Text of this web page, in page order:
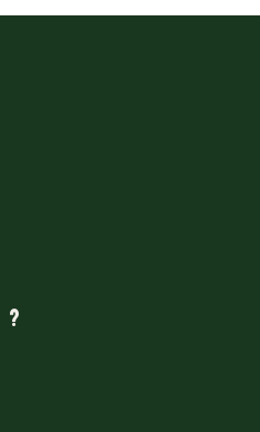
?